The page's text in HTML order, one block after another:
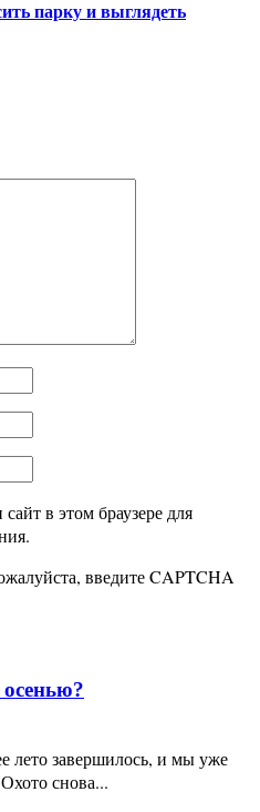
парку и выглядеть
в этом браузере для
введите CAPTCHA
лето завершилось, и мы уже
снова...